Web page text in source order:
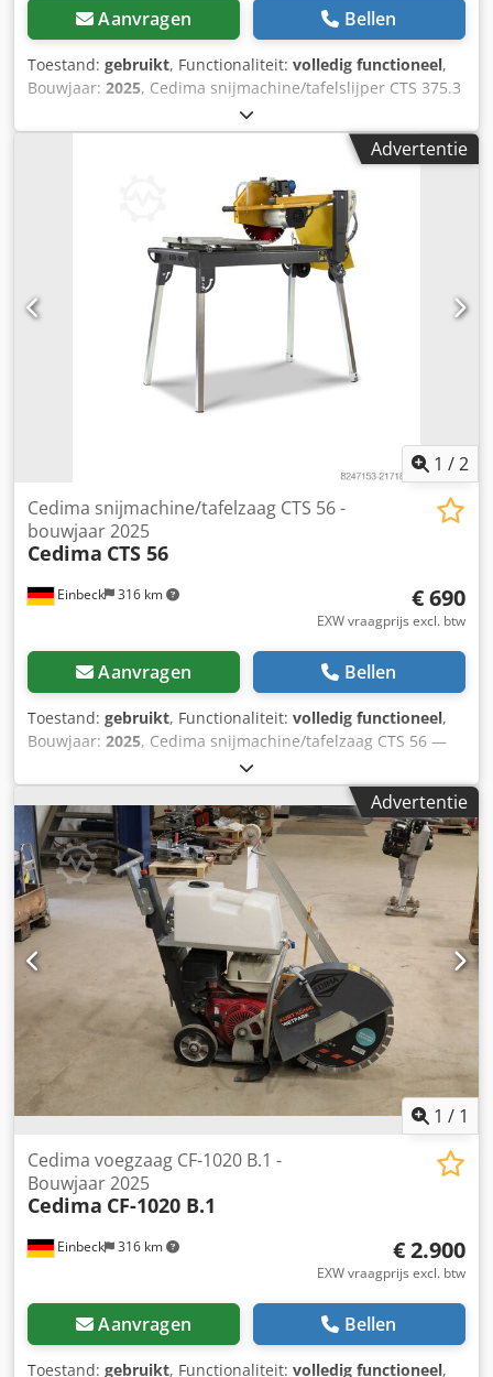
Aanvragen Bellen
Toestand: gebruikt, Functionaliteit: volledig functioneel,
Bouwjaar: 2025, Cedima snijmachine/tafelslijper CTS 375.3
— Bouwjaar 2025 Gebruikt uit het professionele
verhuurpark van Kurt König Baumaschinen GmbH,
Einbeck. Staat & opmerkingen: - Staat: Gebruikt uit
verhuur, regelmatig onderhouden - Werking: Volledig
functioneel - Productfoto's volgen nog — neem contact met
ons op voor actuele foto's - Bezichtigen kan op afspraak in
37574 Einbeck Prijs €2.950 excl. BTW | EXW Einbeck |
Levering op aanvraag Crjdpfx Aoy A E Ryscbjf
Advertentie
1 /2
Einbeck 316 km
Cedima snijmachine/tafelzaag CTS 56 -
bouwjaar 2025
Cedima CTS 56
€ 690
EXW vraagprijs excl. btw
Aanvragen Bellen
Toestand: gebruikt, Functionaliteit: volledig functioneel,
Bouwjaar: 2025, Cedima snijmachine/tafelzaag CTS 56 —
bouwjaar 2025 Credoy A Hdnjpfx Acbef Gebruikt, afkomstig
uit het professionele verhuurpark van Kurt König
Baumaschinen GmbH, Einbeck. Ideaal arbeidsmiddel voor
dagelijks gebruik, voor snel en nauwkeurig snijden van
tegels, natuursteen en beton. Technische gegevens:
Gewicht: 72 kg | Max. snijdiepte: 130 mm | Snijlengte: 600
mm | Diamantzaagblad: Ø 400 mm Staat & opmerkingen: -
Staat: Gebruikt uit verhuur, regelmatig onderhouden -
Functionaliteit: Volledig operationeel - De productfoto's zijn
voorbeeldfoto's en tonen de machine in nieuwstaat — de
werkelijke staat kan afhankelijk van de gebruiksduur
afwijken - Bezichtiging mogelijk in 37574 Einbeck na
afspraak Prijs 790 EUR excl. BTW | EXW Einbeck | Levering
op aanvraag
Advertentie
1 / 1
Einbeck 316 km
Cedima voegzaag CF-1020 B.1 -
Bouwjaar 2025
Cedima CF-1020 B.1
€ 2.900
EXW vraagprijs excl. btw
Aanvragen Bellen
Toestand: gebruikt, Functionaliteit: volledig functioneel,